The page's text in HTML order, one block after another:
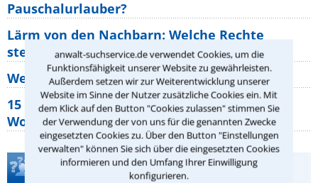
anwalt-suchservice.de verwendet Cookies, um die
Funktionsfähigkeit unserer Website zu gewährleisten.
Außerdem setzen wir zur Weiterentwicklung unserer
Website im Sinne der Nutzer zusätzliche Cookies ein. Mit
dem Klick auf den Button "Cookies zulassen" stimmen Sie
der Verwendung der von uns für die genannten Zwecke
eingesetzten Cookies zu. Über den Button "Einstellungen
verwalten" können Sie sich über die eingesetzten Cookies
informieren und den Umfang Ihrer Einwilligung
konfigurieren.
Pauschalurlauber?
Lärm von den Nachbarn: Welche Rechte
stehen mir zu?
Wer muss Zweitwohnungssteuer zahlen?
15 elementare Rechte, die jeder
Wohnungseigentümer kennen sollte
Teste Dein Rechtswissen